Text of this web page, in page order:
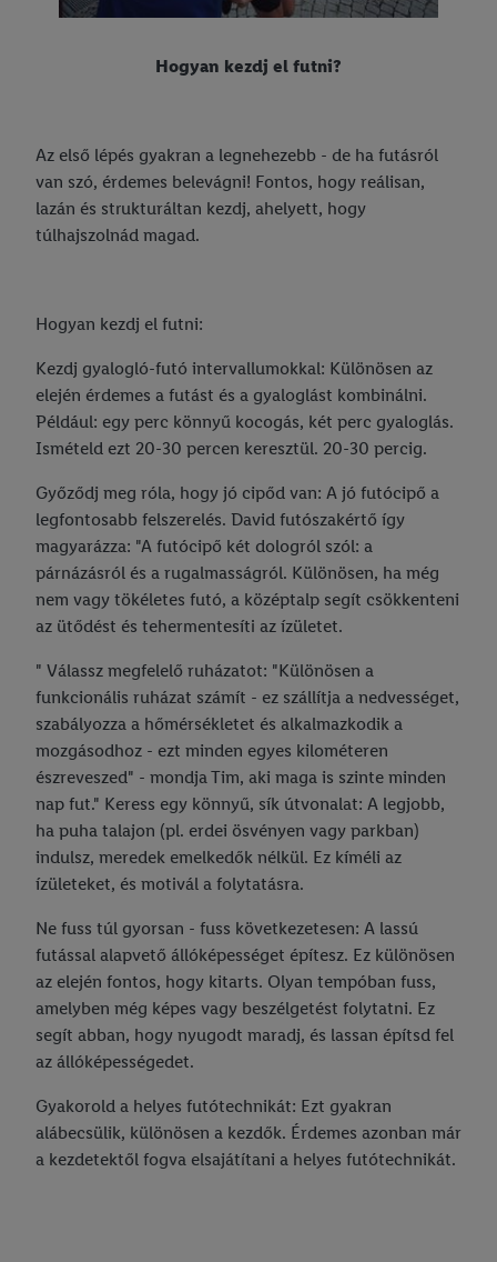
Hogyan kezdj el futni?
Az első lépés gyakran a legnehezebb - de ha futásról
van szó, érdemes belevágni! Fontos, hogy reálisan,
lazán és strukturáltan kezdj, ahelyett, hogy
túlhajszolnád magad.
Hogyan kezdj el futni:
Kezdj gyalogló-futó intervallumokkal: Különösen az
elején érdemes a futást és a gyaloglást kombinálni.
Például: egy perc könnyű kocogás, két perc gyaloglás.
Ismételd ezt 20-30 percen keresztül. 20-30 percig.
Győződj meg róla, hogy jó cipőd van: A jó futócipő a
legfontosabb felszerelés. David futószakértő így
magyarázza: "A futócipő két dologról szól: a
párnázásról és a rugalmasságról. Különösen, ha még
nem vagy tökéletes futó, a középtalp segít csökkenteni
az ütődést és tehermentesíti az ízületet.
" Válassz megfelelő ruházatot: "Különösen a
funkcionális ruházat számít - ez szállítja a nedvességet,
szabályozza a hőmérsékletet és alkalmazkodik a
mozgásodhoz - ezt minden egyes kilométeren
észreveszed" - mondja Tim, aki maga is szinte minden
nap fut." Keress egy könnyű, sík útvonalat: A legjobb,
ha puha talajon (pl. erdei ösvényen vagy parkban)
indulsz, meredek emelkedők nélkül. Ez kíméli az
ízületeket, és motivál a folytatásra.
Ne fuss túl gyorsan - fuss következetesen: A lassú
futással alapvető állóképességet építesz. Ez különösen
az elején fontos, hogy kitarts. Olyan tempóban fuss,
amelyben még képes vagy beszélgetést folytatni. Ez
segít abban, hogy nyugodt maradj, és lassan építsd fel
az állóképességedet.
Gyakorold a helyes futótechnikát: Ezt gyakran
alábecsülik, különösen a kezdők. Érdemes azonban már
a kezdetektől fogva elsajátítani a helyes futótechnikát.